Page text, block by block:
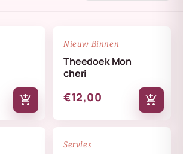
add_shopping_cart
NIEUW
Nieuw Binnen
Theedoek Mon
cheri
€12,00 add_shopping_cart
Servies